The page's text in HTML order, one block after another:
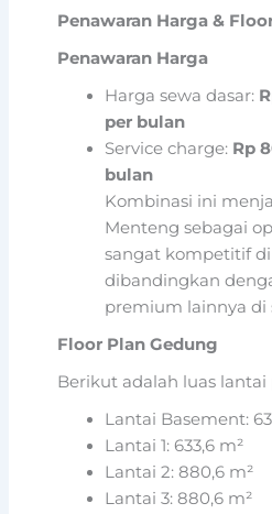
Penawaran Harga &
Penawaran Harga
Harga sewa dasar:
per bulan
Service charge: Rp
bulan
Kombinasi ini
Menteng sebagai
sangat kompetitif
dibandingkan
premium lainnya di
Floor Plan Gedung
Berikut adalah luas lantai
Lantai Basement:
Lantai 1: 633,6 m²
Lantai 2: 880,6 m²
Lantai 3: 880,6 m²